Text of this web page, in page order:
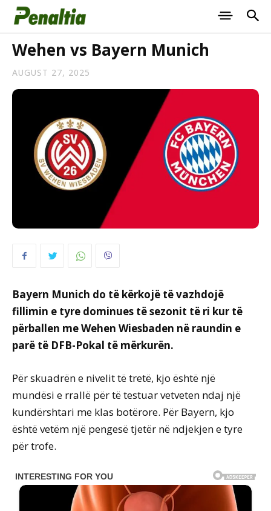
Wehen vs Bayern Munich
AUGUST 27, 2025
Bayern Munich do të kërkojë të vazhdojë
fillimin e tyre dominues të sezonit të ri kur të
përballen me Wehen Wiesbaden në raundin e
parë të DFB-Pokal të mërkurën.
Për skuadrën e nivelit të tretë, kjo është një
mundësi e rrallë për të testuar vetveten ndaj një
kundërshtari me klas botërore. Për Bayern, kjo
është vetëm një pengesë tjetër në ndjekjen e tyre
për trofe.